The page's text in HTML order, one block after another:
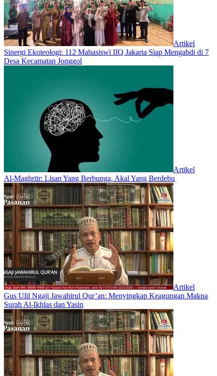
Artikel
‎Sinergi Ekoteologi: 112 Mahasiswi IIQ Jakarta Siap Mengabdi di 7
Desa Kecamatan Jonggol
Artikel
Al-Maghrūr: Lisan Yang Berbunga, Akal Yang Berdebu
Artikel
Gus Ulil Ngaji Jawahirul Qur’an: Menyingkap Keagungan Makna
Surah Al-Ikhlas dan Yasin